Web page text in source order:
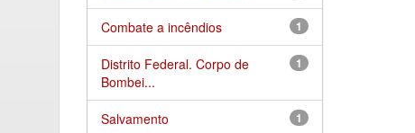
1
Combate a incêndios
1
Distrito Federal. Corpo de
Bombei...
1
Salvamento